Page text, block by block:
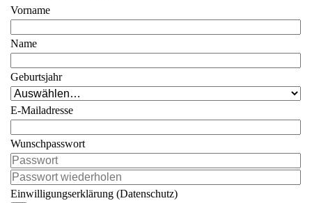
Vorname
Name
Geburtsjahr
E-Mailadresse
Wunschpasswort
Einwilligungserklärung (Datenschutz)